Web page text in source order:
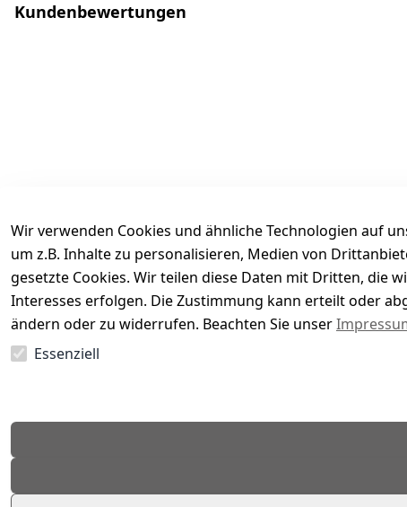
Kundenbewertungen
Es hat noch niemand eine Bewertung für diesen
Wir verwenden Cookies und ähnliche Technologien auf
um z.B. Inhalte zu personalisieren, Medien von
gesetzte Cookies. Wir teilen diese Daten mit Dritten, die
Interesses erfolgen. Die Zustimmung kann erteilt oder
ändern oder zu widerrufen. Beachten Sie unser
Essenziell